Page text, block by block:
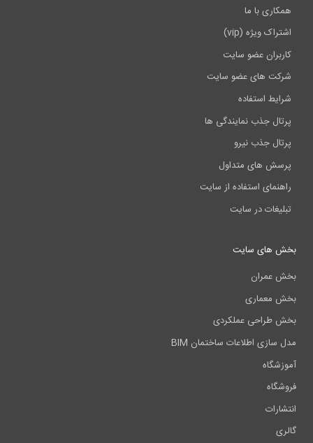
همکاری با ما
اشتراک ویژه (vip)
کاربران عضو سایت
شرکت های عضو سایت
شرایط استفاده
پرتال جذب نمایندگی ها
پرتال جذب نیرو
پرسش های متداول
راهنمای استفاده از سایت
تبلیغات در سایت
بخش های سایت
بخش عمران
بخش معماری
بخش طراحی عملکردی
مدل سازی اطلاعات ساختمان BIM
آموزشگاه
فروشگاه
انتشارات
گالری